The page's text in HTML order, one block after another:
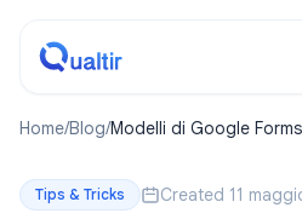
Home/Blog/Modelli di Google
Tips & Tricks Created 11